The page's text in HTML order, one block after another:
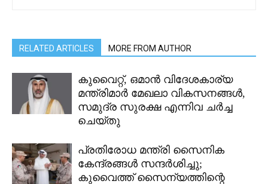
RELATED ARTICLES MORE FROM AUTHOR
കുവൈറ്റ്, ഒമാൻ വിദേശകാര്യ
മന്ത്രിമാർ മേഖലാ വികസനങ്ങൾ,
സമുദ്ര സുരക്ഷ എന്നിവ ചർച്ച
ചെയ്തു
പ്രതിരോധ മന്ത്രി സൈനിക
കേന്ദ്രങ്ങൾ സന്ദർശിച്ചു;
കുവൈത്ത് സൈന്യത്തിന്റെ